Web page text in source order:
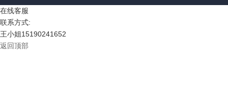
在线客服
联系方式:
王小姐15190241652
返回顶部